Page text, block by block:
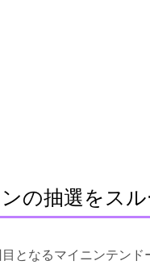
の抽選をス
となるマイニンテン